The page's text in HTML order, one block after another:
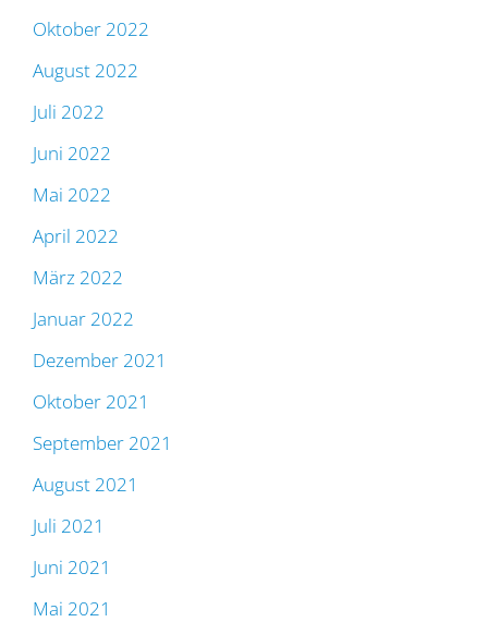
Oktober 2022
August 2022
Juli 2022
Juni 2022
Mai 2022
April 2022
März 2022
Januar 2022
Dezember 2021
Oktober 2021
September 2021
August 2021
Juli 2021
Juni 2021
Mai 2021